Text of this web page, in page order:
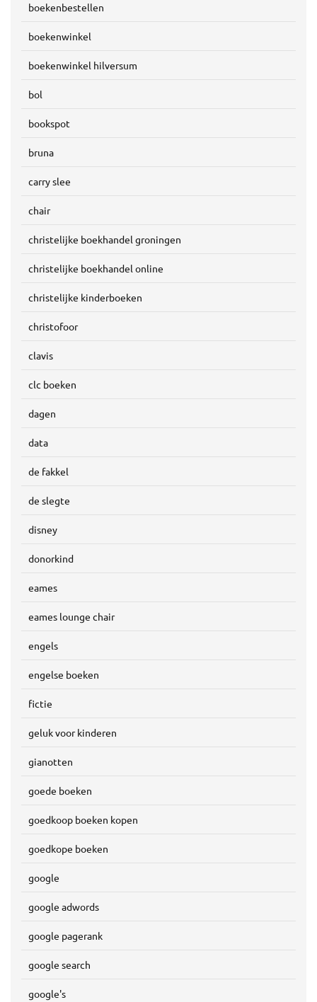
boekenbestellen
boekenwinkel
boekenwinkel hilversum
bol
bookspot
bruna
carry slee
chair
christelijke boekhandel groningen
christelijke boekhandel online
christelijke kinderboeken
christofoor
clavis
clc boeken
dagen
data
de fakkel
de slegte
disney
donorkind
eames
eames lounge chair
engels
engelse boeken
fictie
geluk voor kinderen
gianotten
goede boeken
goedkoop boeken kopen
goedkope boeken
google
google adwords
google pagerank
google search
google's